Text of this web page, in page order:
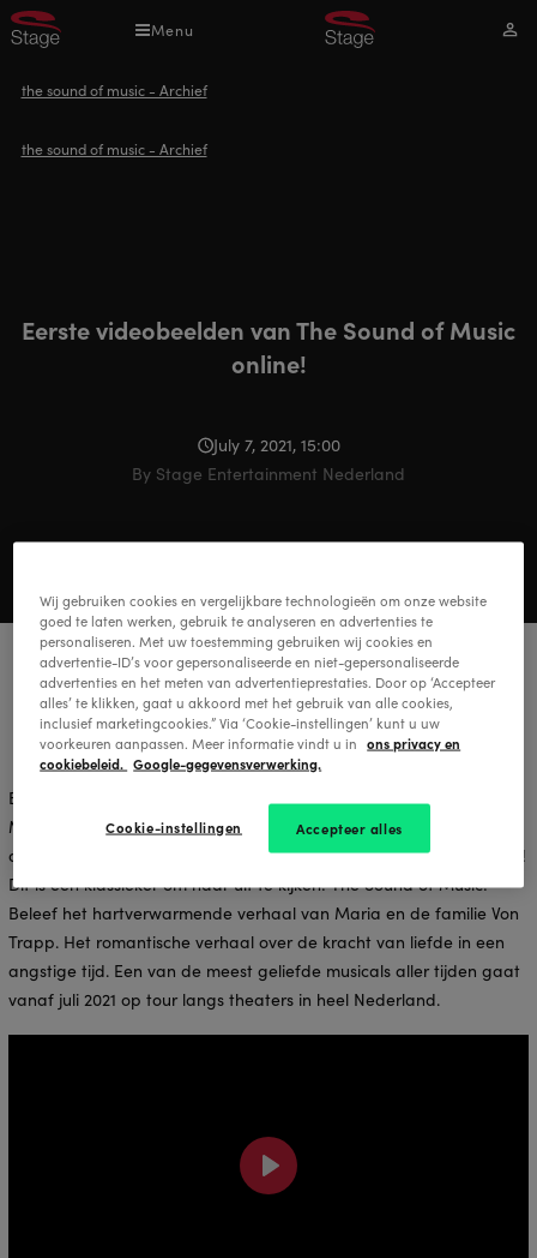
Overslaan
en
gaan
Menu
Mijn
Kruimelpad
the sound of music - Archief
Kruimelpad
the sound of music - Archief
Eerste videobeelden van The Sound of Music
online!
July 7, 2021, 15:00
By Stage Entertainment Nederland
Bekijk nu de video met de eerste scènebeelden van The Sound of
Music! Met een glimp van het prachtige decor, de tijdloze liedjes,
de von Trapp kinderen en natuurlijk het enthousiasme van de cast!
Dit is een klassieker om naar uit te kijken: The Sound of Music!
Beleef het hartverwarmende verhaal van Maria en de familie Von
Trapp. Het romantische verhaal over de kracht van liefde in een
angstige tijd. Een van de meest geliefde musicals aller tijden gaat
vanaf juli 2021 op tour langs theaters in heel Nederland.
Play
Wij gebruiken cookies en vergelijkbare technologieën om onze website
goed te laten werken, gebruik te analyseren en advertenties te
personaliseren. Met uw toestemming gebruiken wij cookies en
advertentie-ID’s voor gepersonaliseerde en niet-gepersonaliseerde
advertenties en het meten van advertentieprestaties. Door op ‘Accepteer
alles’ te klikken, gaat u akkoord met het gebruik van alle cookies,
inclusief marketingcookies.” Via ‘Cookie-instellingen’ kunt u uw
voorkeuren aanpassen. Meer informatie vindt u in
ons privacy en
cookiebeleid. Google-gegevensverwerking.
Accepteer alles
Cookie-instellingen